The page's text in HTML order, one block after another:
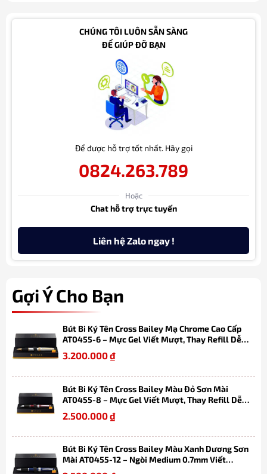
CHÚNG TÔI LUÔN SẴN SÀNG
ĐỂ GIÚP ĐỠ BẠN
Để được hỗ trợ tốt nhất. Hãy gọi
0824.263.789
Hoặc
Chat hỗ trợ trực tuyến
Liên hệ Zalo ngay !
Gợi Ý Cho Bạn
Bút Bi Ký Tên Cross Bailey Mạ Chrome Cao Cấp
AT0455-6 – Mực Gel Viết Mượt, Thay Refill Dễ
Dàng, Kèm Hộp Quà
3.200.000₫
Bút Bi Ký Tên Cross Bailey Màu Đỏ Sơn Mài
AT0455-8 – Mực Gel Viết Mượt, Thay Refill Dễ
Dàng, Kèm Hộp Quà
2.500.000₫
Bút Bi Ký Tên Cross Bailey Màu Xanh Dương Sơn
Mài AT0455-12 – Ngòi Medium 0.7mm Viết
Mượt, Thay Refill Dễ Dàng Kèm Hộp Quà